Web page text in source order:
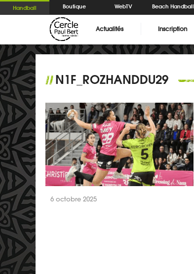
Handball Boutique WebTV Beach Handball
Actualités Inscription
//N1F_ROZHANDDU29
6 octobre 2025